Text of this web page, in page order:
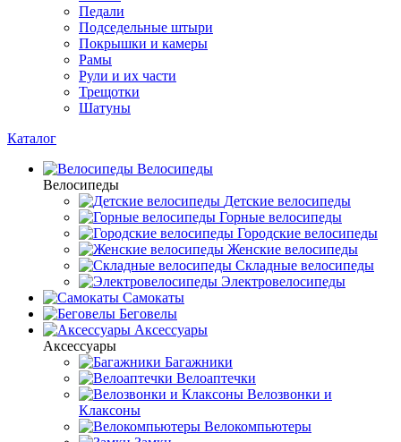
Педали
Подседельные штыри
Покрышки и камеры
Рамы
Рули и их части
Трещотки
Шатуны
Каталог
Велосипеды
Велосипеды
Детские велосипеды
Горные велосипеды
Городские велосипеды
Женские велосипеды
Складные велосипеды
Электровелосипеды
Самокаты
Беговелы
Аксессуары
Аксессуары
Багажники
Велоаптечки
Велозвонки и
Клаксоны
Велокомпьютеры